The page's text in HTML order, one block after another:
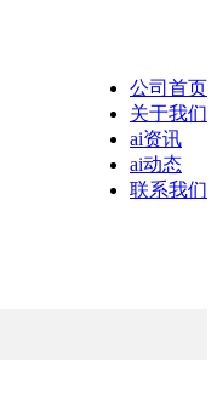
公司首页
关于我们
ai资讯
ai动态
联系我们